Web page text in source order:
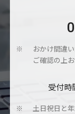
※
おかけ間違
ご確認の上
受付時
※
土日祝日と